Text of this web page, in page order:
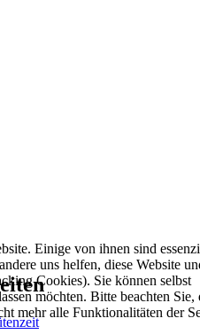
Einige von ihnen sind
uns helfen, diese Website
Cookies). Sie können selbst
möchten. Bitte beachten Sie,
mehr alle Funktionalitäten der